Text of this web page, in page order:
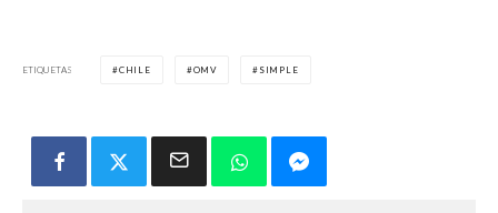
ETIQUETAS CHILE OMV SIMPLE